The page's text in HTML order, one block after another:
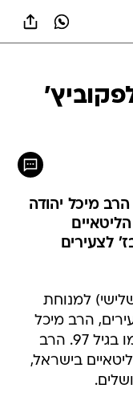
הרב מיכל יהודה
לצעירים
(שלישי) למנוחת
הרב מיכל
יהודה לפקוביץ', שהלך אמש לעולמו בגיל 97. הרב
בישראל,